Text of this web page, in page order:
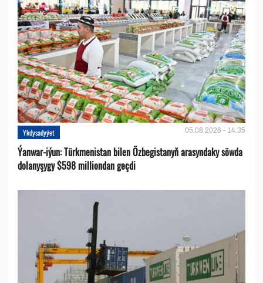
Ykdysadyýet 05.08.2026 - 14:35
Ýanwar-iýun: Türkmenistan bilen Özbegistanyň arasyndaky söwda
dolanyşygy $598 milliondan geçdi